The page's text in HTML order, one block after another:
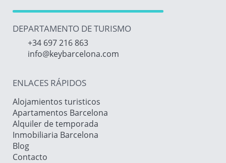
DEPARTAMENTO DE TURISMO
+34 697 216 863
info@keybarcelona.com
ENLACES RÁPIDOS
Alojamientos turisticos
Apartamentos Barcelona
Alquiler de temporada
Inmobiliaria Barcelona
Blog
Contacto